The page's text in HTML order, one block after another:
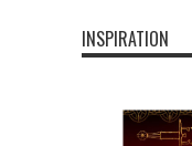
INSPIRATION